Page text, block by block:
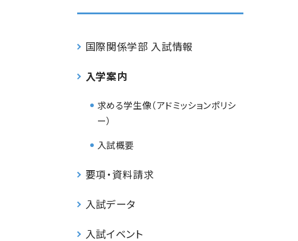
国際関係学部 入試情報
入学案内
求める学生像（アドミッションポリシ
ー）
入試概要
要項・資料請求
入試データ
入試イベント